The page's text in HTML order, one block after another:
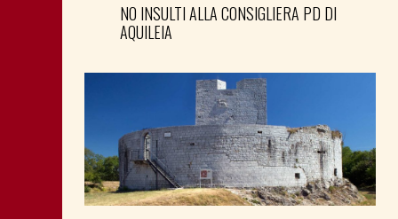
NO INSULTI ALLA CONSIGLIERA PD DI
AQUILEIA